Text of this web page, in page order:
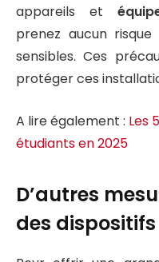
appareils et
prenez aucun
sensibles. Ces
protéger ces
A lire également : Les
étudiants en 2025
D’autres
des